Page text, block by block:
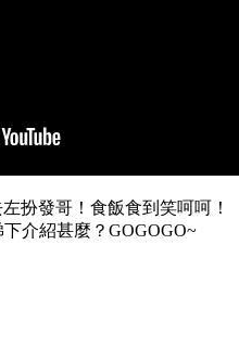
扮發哥！食飯食到笑呵呵！
介紹甚麼？GOGOGO~